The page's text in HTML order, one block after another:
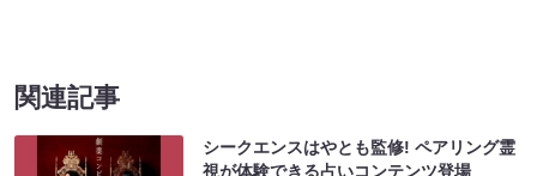
関連記事
シークエンスはやとも監修! ペアリング霊
視が体験できる占いコンテンツ登場